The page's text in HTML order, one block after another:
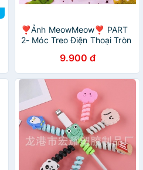
❣️Ảnh MeowMeow❣️ PART
2- Móc Treo Điện Thoại Tròn
Khóa Điện Thoại - Dây Treo
Điện Thoại❣️
9.900 đ